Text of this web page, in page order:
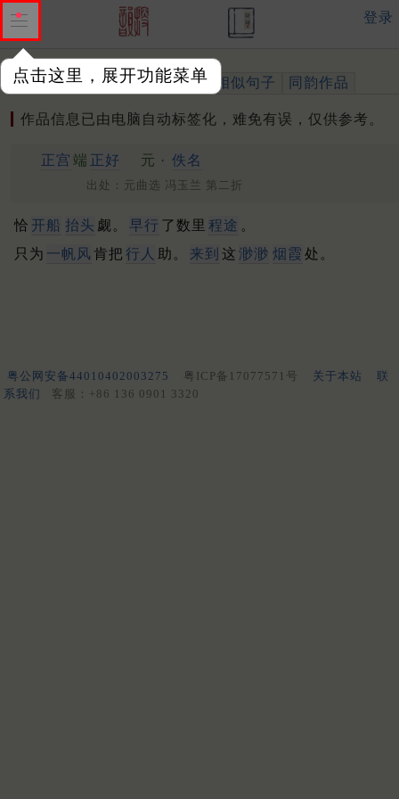
点击这里，展开功能菜单
登录
作品 标注四声 出处、引用 相似句子 同韵作品
作品信息已由电脑自动标签化，难免有误，仅供参考。
正宫 端 正好 元 · 佚名
出处：元曲选 冯玉兰 第二折
恰 开船 抬头 觑。 早行 了数里 程途 。
只为 一帆风 肯把 行人 助。 来到 这 渺渺 烟霞 处。
粤公网安备44010402003275 粤ICP备17077571号 关于本站
联
系我们
客服：+86 136 0901 3320